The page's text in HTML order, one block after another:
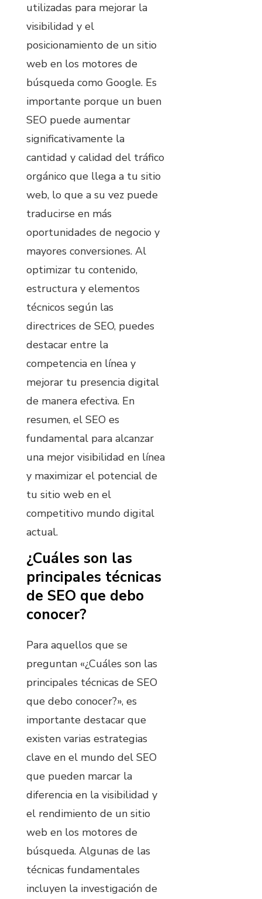
utilizadas para mejorar la
visibilidad y el
posicionamiento de un sitio
web en los motores de
búsqueda como Google. Es
importante porque un buen
SEO puede aumentar
significativamente la
cantidad y calidad del tráfico
orgánico que llega a tu sitio
web, lo que a su vez puede
traducirse en más
oportunidades de negocio y
mayores conversiones. Al
optimizar tu contenido,
estructura y elementos
técnicos según las
directrices de SEO, puedes
destacar entre la
competencia en línea y
mejorar tu presencia digital
de manera efectiva. En
resumen, el SEO es
fundamental para alcanzar
una mejor visibilidad en línea
y maximizar el potencial de
tu sitio web en el
competitivo mundo digital
actual.
¿Cuáles son las
principales técnicas
de SEO que debo
conocer?
Para aquellos que se
preguntan «¿Cuáles son las
principales técnicas de SEO
que debo conocer?», es
importante destacar que
existen varias estrategias
clave en el mundo del SEO
que pueden marcar la
diferencia en la visibilidad y
el rendimiento de un sitio
web en los motores de
búsqueda. Algunas de las
técnicas fundamentales
incluyen la investigación de